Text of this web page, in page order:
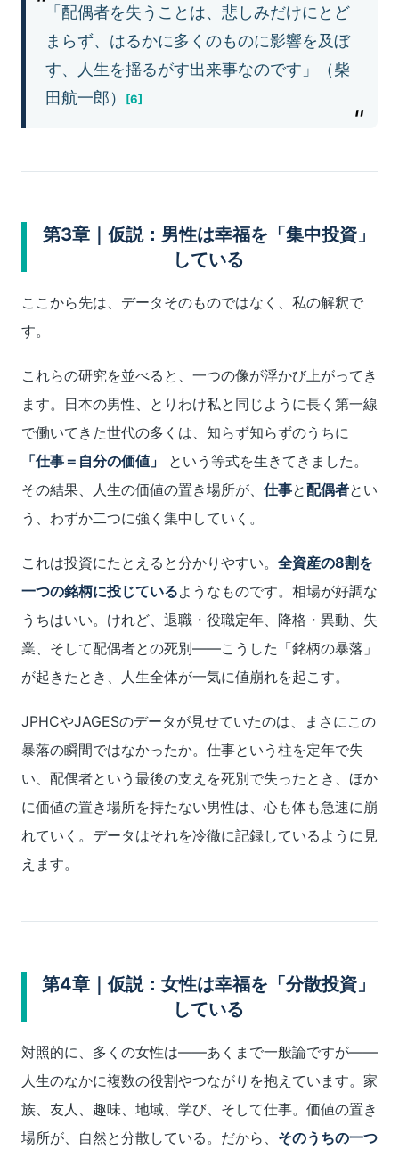
「配偶者を失うことは、悲しみだけにとど
まらず、はるかに多くのものに影響を及ぼ
す、人生を揺るがす出来事なのです」（柴
田航一郎）
[6]
第3章｜仮説：男性は幸福を「集中投資」
している
ここから先は、データそのものではなく、私の解釈で
す。
これらの研究を並べると、一つの像が浮かび上がってき
ます。日本の男性、とりわけ私と同じように長く第一線
で働いてきた世代の多くは、知らず知らずのうちに
「仕事＝自分の価値」
という等式を生きてきました。
その結果、人生の価値の置き場所が、 仕事と配偶者とい
う、わずか二つに強く集中していく。
これは投資にたとえると分かりやすい。 全資産の8割を
一つの銘柄に投じているようなものです。相場が好調な
うちはいい。けれど、退職・役職定年、降格・異動、失
業、そして配偶者との死別――こうした「銘柄の暴落」
が起きたとき、人生全体が一気に値崩れを起こす。
JPHCやJAGESのデータが見せていたのは、まさにこの
暴落の瞬間ではなかったか。仕事という柱を定年で失
い、配偶者という最後の支えを死別で失ったとき、ほか
に価値の置き場所を持たない男性は、心も体も急速に崩
れていく。データはそれを冷徹に記録しているように見
えます。
第4章｜仮説：女性は幸福を「分散投資」
している
対照的に、多くの女性は――あくまで一般論ですが――
人生のなかに複数の役割やつながりを抱えています。家
族、友人、趣味、地域、学び、そして仕事。価値の置き
場所が、自然と分散している。だから、 そのうちの一つ